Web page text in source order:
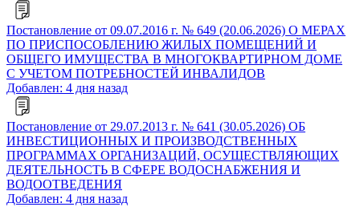
Постановление от 09.07.2016 г. № 649 (20.06.2026) О МЕРАХ
ПО ПРИСПОСОБЛЕНИЮ ЖИЛЫХ ПОМЕЩЕНИЙ И
ОБЩЕГО ИМУЩЕСТВА В МНОГОКВАРТИРНОМ ДОМЕ
С УЧЕТОМ ПОТРЕБНОСТЕЙ ИНВАЛИДОВ
Добавлен: 4 дня назад
Постановление от 29.07.2013 г. № 641 (30.05.2026) ОБ
ИНВЕСТИЦИОННЫХ И ПРОИЗВОДСТВЕННЫХ
ПРОГРАММАХ ОРГАНИЗАЦИЙ, ОСУЩЕСТВЛЯЮЩИХ
ДЕЯТЕЛЬНОСТЬ В СФЕРЕ ВОДОСНАБЖЕНИЯ И
ВОДООТВЕДЕНИЯ
Добавлен: 4 дня назад